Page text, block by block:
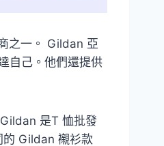
之一。 Gildan 亞
自己。他們還提供
是T 恤批發
的 Gildan 襯衫款